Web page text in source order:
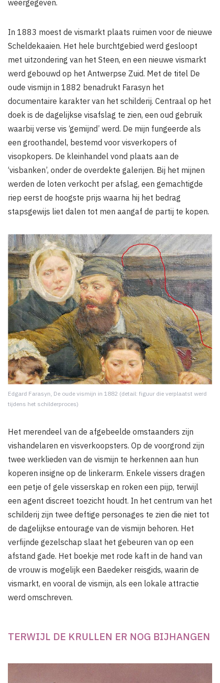
weergegeven.
In 1883 moest de vismarkt plaats ruimen voor de nieuwe
Scheldekaaien. Het hele burchtgebied werd gesloopt
met uitzondering van het Steen, en een nieuwe vismarkt
werd gebouwd op het Antwerpse Zuid. Met de titel De
oude vismijn in 1882 benadrukt Farasyn het
documentaire karakter van het schilderij. Centraal op het
doek is de dagelijkse visafslag te zien, een oud gebruik
waarbij verse vis ‘gemijnd’ werd. De mijn fungeerde als
een groothandel, bestemd voor visverkopers of
visopkopers. De kleinhandel vond plaats aan de
‘visbanken’, onder de overdekte galerijen. Bij het mijnen
werden de loten verkocht per afslag, een gemachtigde
riep eerst de hoogste prijs waarna hij het bedrag
stapsgewijs liet dalen tot men aangaf de partij te kopen.
Edgard Farasyn, De oude vismijn in 1882 (detail: figuur die verplaatst werd
tijdens het schilderproces)
Het merendeel van de afgebeelde omstaanders zijn
vishandelaren en visverkoopsters. Op de voorgrond zijn
twee werklieden van de vismijn te herkennen aan hun
koperen insigne op de linkerarm. Enkele vissers dragen
een petje of gele visserskap en roken een pijp, terwijl
een agent discreet toezicht houdt. In het centrum van het
schilderij zijn twee deftige personages te zien die niet tot
de dagelijkse entourage van de vismijn behoren. Het
verfijnde gezelschap slaat het gebeuren van op een
afstand gade. Het boekje met rode kaft in de hand van
de vrouw is mogelijk een Baedeker reisgids, waarin de
vismarkt, en vooral de vismijn, als een lokale attractie
werd omschreven.
TERWIJL DE KRULLEN ER NOG BIJHANGEN